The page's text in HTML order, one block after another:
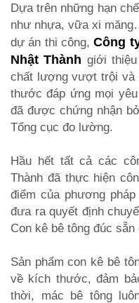
Dựa trên những hạn
như nhựa, vữa xi
dự án thi công,Công
Nhật Thành giới
chất lượng vượt trội và
thước đáp ứng mọi
đã được chứng nhận
Tổng cục đo lường.
Hầu hết tất cả các
Thành đã thực hiện
điểm của phương
đưa ra quyết định
Con kê bê tông đúc sẵn
Sản phẩm con kê bê
về kích thước, đảm
thời, mác bê tông